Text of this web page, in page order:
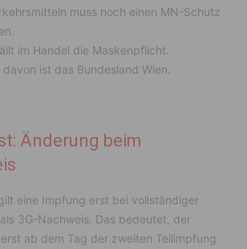
muss noch einen MN-Schutz
im Handel die Maskenpflicht.
davon ist das Bundesland Wien.
Änderung beim
eine Impfung erst bei vollständiger
3G-Nachweis. Das bedeutet, der
ab dem Tag der zweiten Teilimpfung